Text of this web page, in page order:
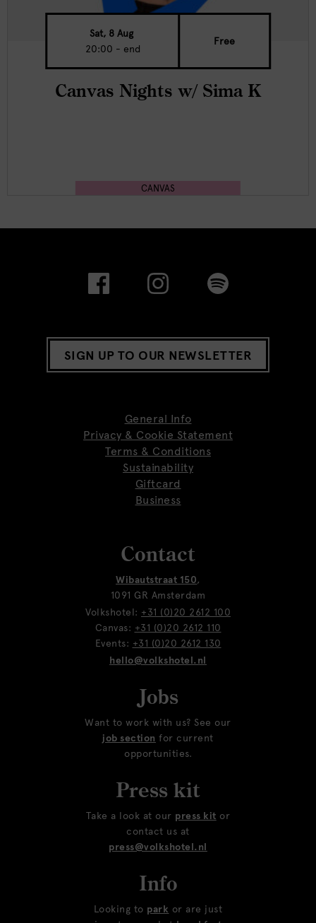
Sat, 8 Aug
20:00 - end
Free
Canvas Nights w/ Sima K
CANVAS
SIGN UP TO OUR NEWSLETTER
General Info
Privacy & Cookie Statement
Terms & Conditions
Sustainability
Giftcard
Business
Contact
Wibautstraat 150,
1091 GR Amsterdam
Volkshotel: +31 (0)20 2612 100
Canvas: +31 (0)20 2612 110
Events: +31 (0)20 2612 130
hello@volkshotel.nl
Jobs
Want to work with us? See our
job section for current
opportunities.
Press kit
Take a look at our press kit or
contact us at
press@volkshotel.nl
Info
Looking to park or are just